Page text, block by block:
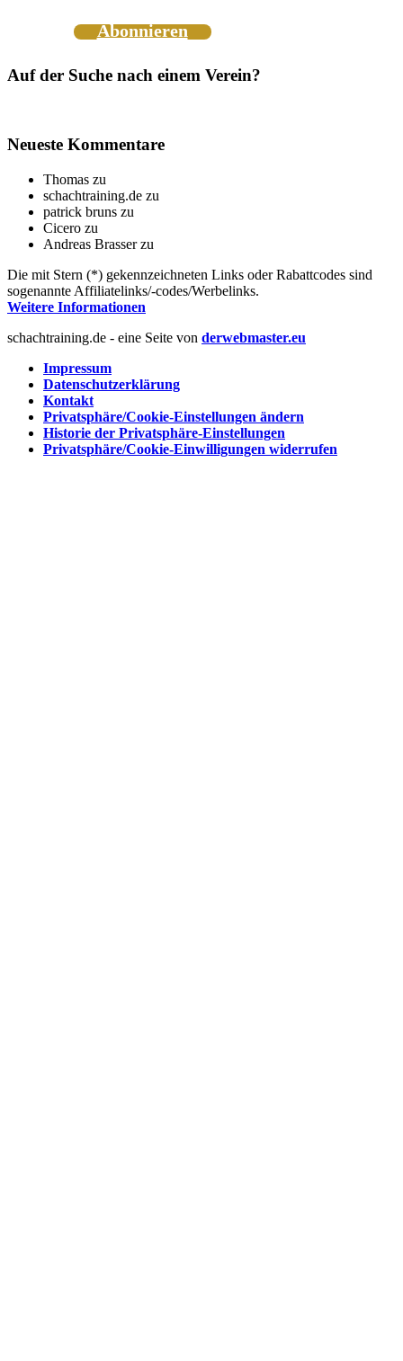
Abonnieren
Auf der Suche nach einem Verein?
Neueste Kommentare
Thomas zu
schachtraining.de zu
patrick bruns zu
Cicero zu
Andreas Brasserzu
Die mit Stern (*) gekennzeichneten Links oder Rabattcodes sind
sogenannte Affiliatelinks/-codes/Werbelinks.
Weitere Informationen
schachtraining.de - eine Seite von derwebmaster.eu
Impressum
Datenschutzerklärung
Kontakt
Privatsphäre/Cookie-Einstellungen ändern
Historie der Privatsphäre-Einstellungen
Privatsphäre/Cookie-Einwilligungen widerrufen